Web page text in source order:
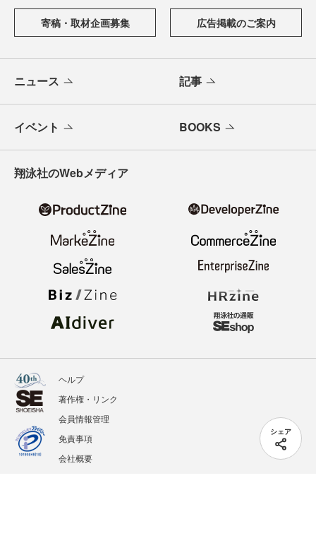
シェア
寄稿・取材企画募集 広告掲載のご案内
ニュース 記事
イベント BOOKS
翔泳社のWebメディア
ヘルプ
著作権・リンク
会員情報管理
免責事項
会社概要